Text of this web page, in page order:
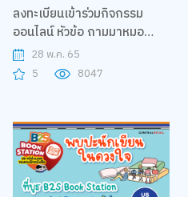
ลงทะเบียนเข้าร่วมกิจกรรม
ออนไลน์ หัวข้อ ถามมาหมอ
อยากตอบ ตอน ADHA โลก
(ของเด็ก) สมาธิสั้น กับคุณหมอ
เรื่อง
28 พ.ค. 65
5
8047